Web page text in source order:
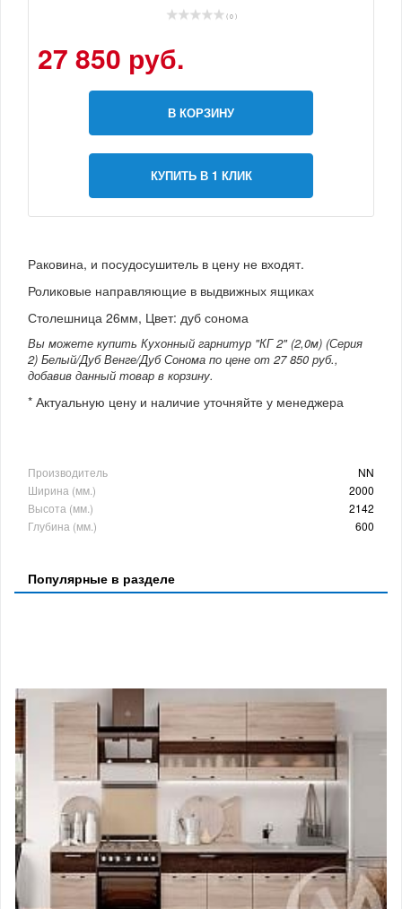
( 0 )
27 850 руб.
В КОРЗИНУ
КУПИТЬ В 1 КЛИК
Раковина, и посудосушитель в цену не входят.
Роликовые направляющие в выдвижных ящиках
Столешница 26мм, Цвет: дуб сонома
Вы можете купить Кухонный гарнитур "КГ 2" (2,0м) (Серия
2) Белый/Дуб Венге/Дуб Сонома по цене от 27 850 руб.,
добавив данный товар в корзину.
* Актуальную цену и наличие уточняйте у менеджера
Производитель
NN
Ширина (мм.)
2000
Высота (мм.)
2142
Глубина (мм.)
600
Популярные в разделе